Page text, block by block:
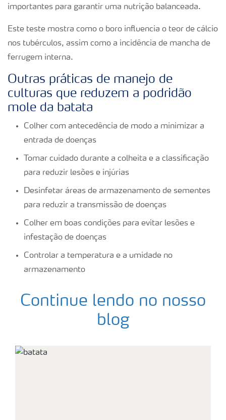
importantes para garantir uma nutrição balanceada.
Este teste mostra como o boro influencia o teor de cálcio
nos tubérculos, assim como a incidência de mancha de
ferrugem interna.
Outras práticas de manejo de
culturas que reduzem a podridão
mole da batata
Colher com antecedência de modo a minimizar a
entrada de doenças
Tomar cuidado durante a colheita e a classificação
para reduzir lesões e injúrias
Desinfetar áreas de armazenamento de sementes
para reduzir a transmissão de doenças
Colher em boas condições para evitar lesões e
infestação de doenças
Controlar a temperatura e a umidade no
armazenamento
Continue lendo no nosso
blog